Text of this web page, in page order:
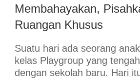
Membahayakan,
Ruangan Khusus
Suatu hari ada seorang
kelas Playgroup yang
dengan sekolah baru. Hari